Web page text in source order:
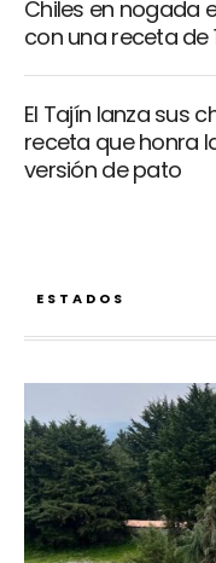
Chiles en nogada
con una receta de
El Tajín lanza sus
receta que honra
versión de pato
ESTADOS